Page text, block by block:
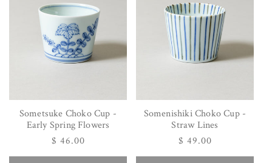
Sometsuke Choko Cup -
Early Spring Flowers
通
常
$ 46.00
Somenishiki Choko Cup -
Straw Lines
通
常
$ 49.00